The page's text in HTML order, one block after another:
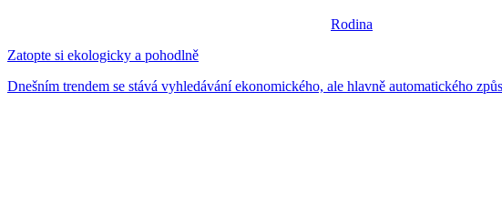
Rodina
Zatopte si ekologicky a pohodlně
Dnešním trendem se stává vyhledávání ekonomického, ale hlavně automatického